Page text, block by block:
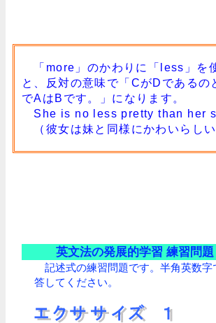
「more」のかわりに「less」を
と、反対の意味で「CがDであるの
でAはBです。」になります。
She is no less pretty than her
（彼女は妹と同様にかわいらしい
英文法の発展的学習 練習問題
記述式の練習問題です。半角英数字
答してください。